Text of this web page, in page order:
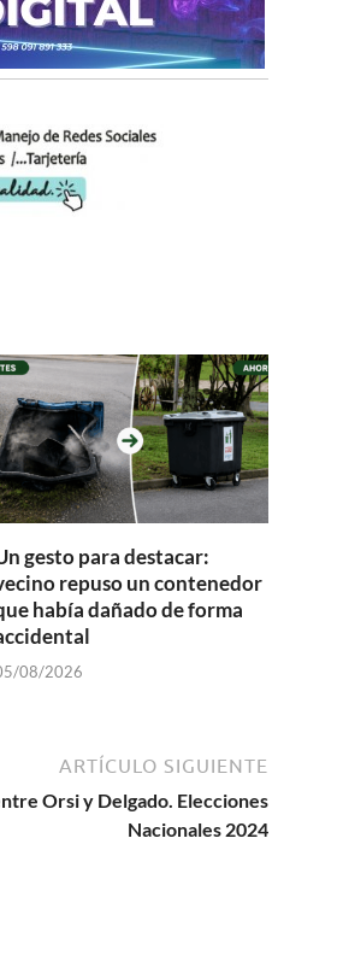
gesto para destacar:
repuso un contenedor
había dañado de forma
08/2026
ARTÍCULO SIGUIENTE
Orsi y Delgado. Elecciones
Nacionales 2024